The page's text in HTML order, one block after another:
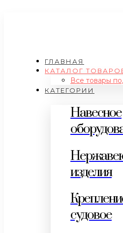
ГЛАВНАЯ
КАТАЛОГ
Все товары
КАТЕГОРИИ
Навесное
изделия
судовое